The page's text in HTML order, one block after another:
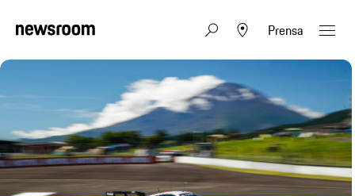
Prensa